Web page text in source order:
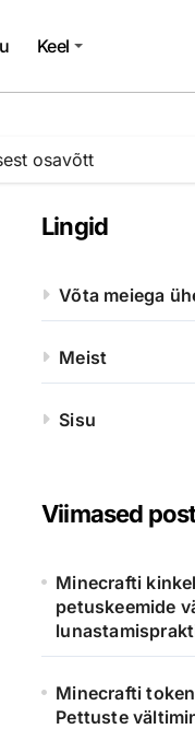
Keel
osavõtt
Lingid
Võta meiega
Meist
Sisu
Viimased
Minecrafti
petuskeemide
Minecrafti
Pettuste